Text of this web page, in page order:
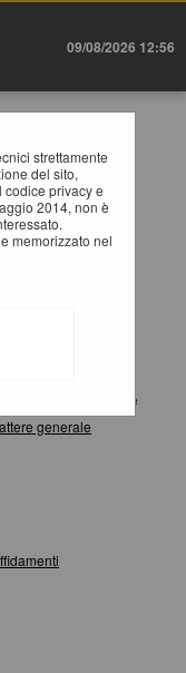
09/08/2026 12:56
strettamente
del sito,
privacy e
2014, non è
memorizzato nel
a tutte le procedure
generale